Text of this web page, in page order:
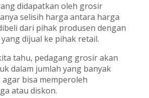
didapatkan oleh grosir
selisih harga antara harga
dari pihak produsen dengan
dijual ke pihak retail.
tahu, pedagang grosir akan
dalam jumlah yang banyak
bisa memperoleh
atau diskon.